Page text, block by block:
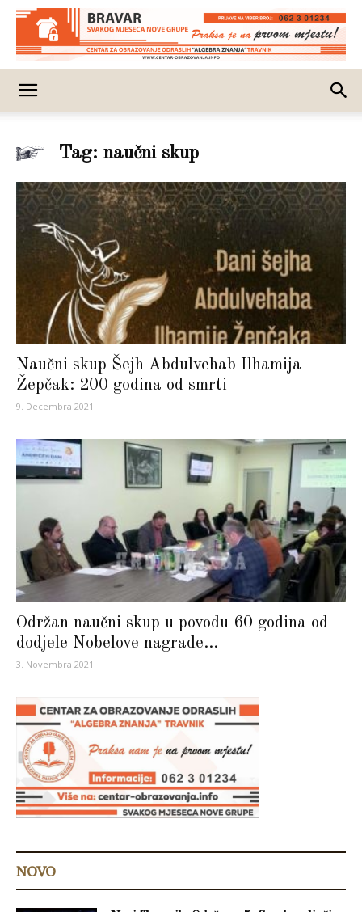
Tag: naučni skup
Naučni skup Šejh Abdulvehab Ilhamija
Žepčak: 200 godina od smrti
9. Decembra 2021.
Održan naučni skup u povodu 60 godina od
dodjele Nobelove nagrade...
3. Novembra 2021.
NOVO